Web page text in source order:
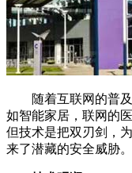
随着互联网的普及
如智能家居，联网的
但技术是把双刃剑，
来了潜藏的安全威胁